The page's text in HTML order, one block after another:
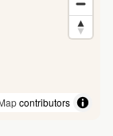
contributors